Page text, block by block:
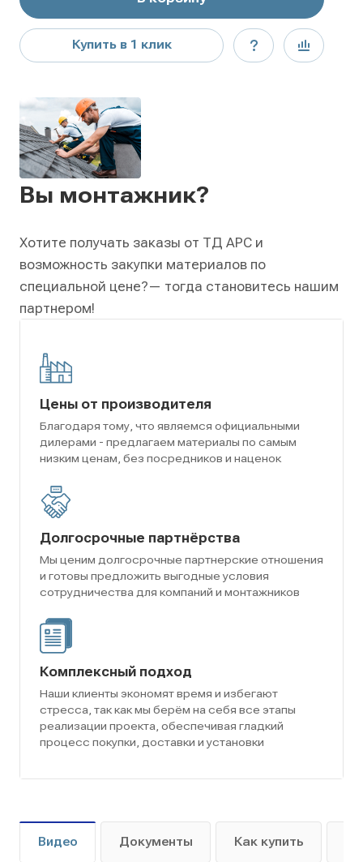
Купить в 1 клик
Вы монтажник?
Хотите получать заказы от ТД АРС и
возможность закупки материалов по
специальной цене?— тогда становитесь нашим
партнером!
Цены от производителя
Благодаря тому, что являемся официальными
дилерами - предлагаем материалы по самым
низким ценам, без посредников и наценок
Долгосрочные партнёрства
Мы ценим долгосрочные партнерские отношения
и готовы предложить выгодные условия
сотрудничества для компаний и монтажников
Комплексный подход
Наши клиенты экономят время и избегают
стресса, так как мы берём на себя все этапы
реализации проекта, обеспечивая гладкий
процесс покупки, доставки и установки
Видео Документы Как купить